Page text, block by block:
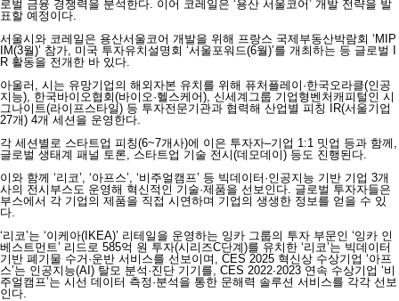
로벌 금융 경쟁력을 분석한다. 이어 코레일은 ‘용산 서울코어’ 개발 전략을 발
표할 예정이다.
서울시와 코레일은 용산서울코어 개발을 위해 프랑스 국제부동산박람회 ‘MIP
IM(3월)’ 참가, 미국 투자유치설명회 ‘서울포워드(6월)’를 개최하는 등 글로벌 I
R 활동을 전개한 바 있다.
아울러, 시는 유망기업의 해외자본 유치를 위해 퓨처플레이·한국오라클(인공
지능), 한국바이오협회(바이오·헬스케어), 신세계그룹 기업형벤처캐피털인 시
그나이트(라이프스타일) 등 투자전문기관과 협력해 산업별 피칭 IR(서울기업
27개) 4개 세션을 운영한다.
각 세션별로 스타트업 피칭(6~7개사)에 이은 투자자–기업 1:1 밋업 등과 함께,
글로벌 생태계 패널 토론, 스타트업 기술 전시(데모데이) 등도 진행된다.
이와 함께 ‘리코’, ‘아프스’, ‘비주얼캠프’ 등 빅데이터·인공지능 기반 기업 3개
사의 전시부스도 운영해 혁신적인 기술·제품을 선보인다. 글로벌 투자자들은
부스에서 각 기업의 제품을 직접 시연하며 기업의 생생한 정보를 얻을 수 있
다.
‘리코’는 ‘이케아(IKEA)’ 리테일을 운영하는 잉카 그룹의 투자 부문인 ‘잉카 인
베스트먼트’ 리드로 585억 원 투자(시리즈C단계)를 유치한 ‘리코’는 빅데이터
기반 폐기물 수거·운반 서비스를 선보이며, CES 2025 혁신상 수상기업 ‘아프
스’는 인공지능(AI) 탈모 분석·진단 기기를, CES 2022·2023 연속 수상기업 ‘비
주얼캠프’는 시선 데이터 측정·분석을 통한 문해력 솔루션 서비스를 각각 선보
인다.